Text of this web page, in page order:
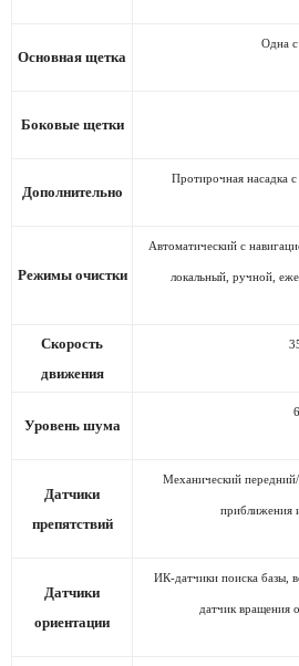
Основная щетка
Одна с
Боковые щетки
Дополнительно
Протирочная насадка
Режимы очистки
Автоматический с
локальный, ручной,
Скорость
движения
Уровень шума
Датчики
препятствий
Механический
приближения
Датчики
ориентации
ИК-датчики поиска базы,
датчик вращения